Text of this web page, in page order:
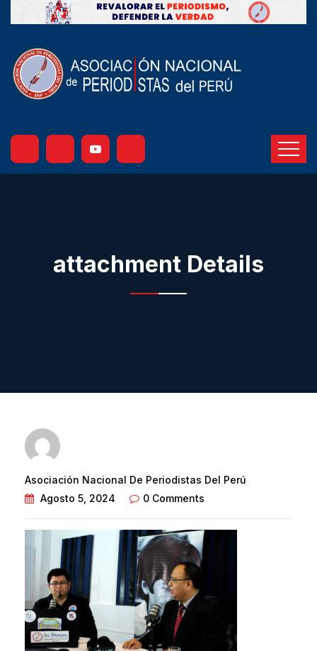
attachment Details
Asociación Nacional De Periodistas Del Perú
Agosto 5, 2024
0 Comments